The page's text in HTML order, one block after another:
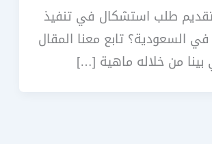
طلب استشكال في تنفيذ
السعودية؟ تابع معنا المقال
بينا من خلاله ماهية […]